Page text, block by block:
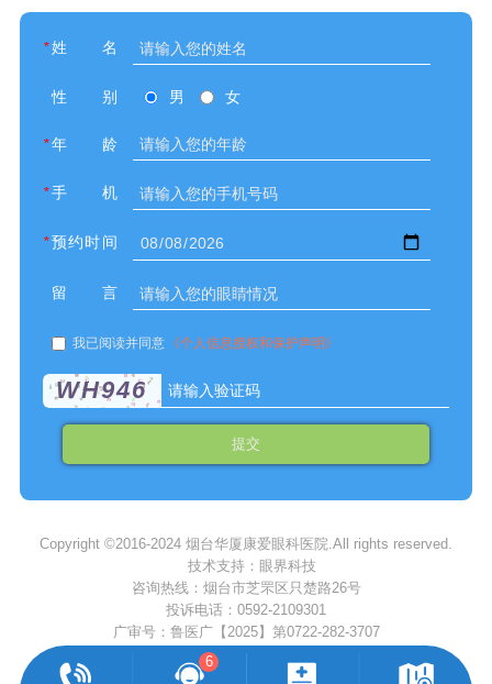
* 姓名
性别 男 女
* 年龄
* 手机
* 预约时间
留言
我已阅读并同意 《个人信息授权和保护声明》
WH946
提交
Copyright ©2016-2024 烟台华厦康爱眼科医院.All rights reserved.
技术支持：眼界科技
咨询热线： 烟台市芝罘区只楚路26号
投诉电话： 0592-2109301
广审号：鲁医广【2025】第0722-282-3707
6